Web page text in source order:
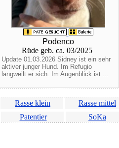
Podenco
Rüde geb. ca. 03/2025
Update 01.03.2026 Sidney ist ein sehr
aktiver junger Hund. Im Refugio
langweilt er sich. Im Augenblick ist ...
Rasse klein Rasse mittel
Patentier SoKa